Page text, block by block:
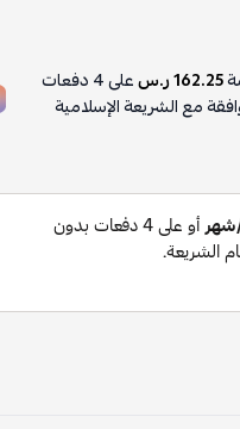
162.25 ر.س على4دفعات
مع الشريعة الإسلامية